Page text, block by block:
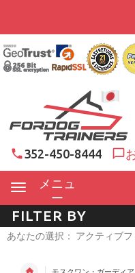
352-450-8444
メニュ
ー
FILTER BY
あなたの選択： アクティブ